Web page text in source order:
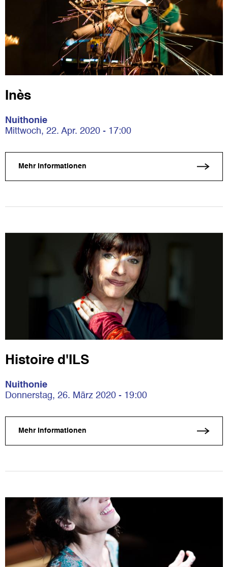
Inès
Nuithonie
Mittwoch, 22. Apr. 2020 - 17:00
Mehr Informationen
Histoire d'ILS
Nuithonie
Donnerstag, 26. März 2020 - 19:00
Mehr Informationen